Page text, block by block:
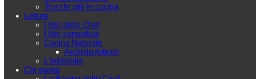
Trucchi utili in cucina
Letture
I libri dello Chef
I libri consigliati
Cucina Naturale
Archivio Articoli
L'editoriale
Chi siamo